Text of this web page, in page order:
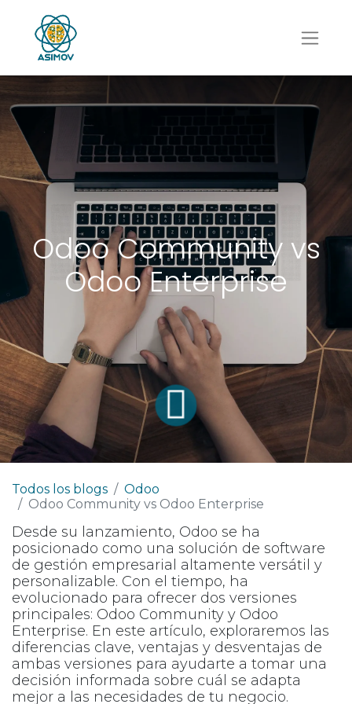
Odoo Community vs
Odoo Enterprise
Todos los blogs
Odoo
Odoo Community vs Odoo Enterprise
Desde su lanzamiento, Odoo se ha
posicionado como una solución de software
de gestión empresarial altamente versátil y
personalizable. Con el tiempo, ha
evolucionado para ofrecer dos versiones
principales: Odoo Community y Odoo
Enterprise. En este artículo, exploraremos las
diferencias clave, ventajas y desventajas de
ambas versiones para ayudarte a tomar una
decisión informada sobre cuál se adapta
mejor a las necesidades de tu negocio.